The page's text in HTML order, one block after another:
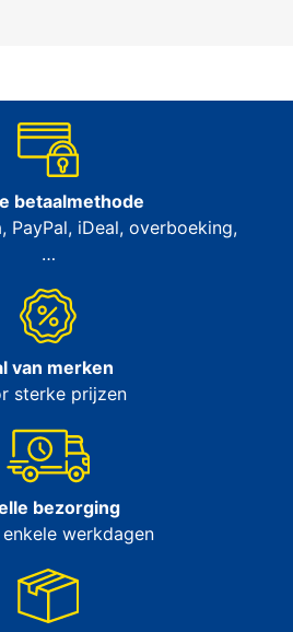
betaalmethode
PayPal, iDeal, overboeking,
…
van merken
sterke prijzen
bezorging
werkdagen